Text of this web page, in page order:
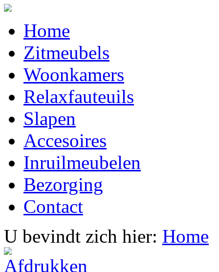
Home
Zitmeubels
Woonkamers
Relaxfauteuils
Slapen
Accesoires
Inruilmeubelen
Bezorging
Contact
U bevindt zich hier: Home